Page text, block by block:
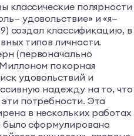
классические полярности
удовольствие» и «я—
создал классификацию, в
типов личности.
(первоначально
покорная
удовольствий и
надежду на то, что
потребности. Эта
в нескольких работах
было сформулировано